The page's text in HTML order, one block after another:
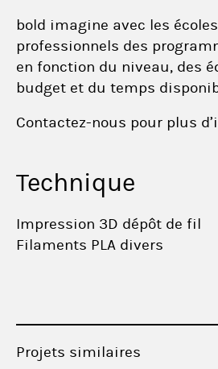
bold imagine avec les
professionnels des
en fonction du niveau, des
budget et du temps
Contactez-nous pour plus
Technique
Impression 3D dépôt de fil
Filaments PLA divers
Projets similaires